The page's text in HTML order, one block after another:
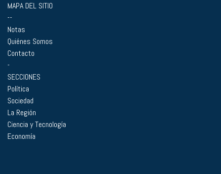
MAPA DEL SITIO
--
Notas
Quiénes Somos
Contacto
-
SECCIONES
Política
Sociedad
La Región
Ciencia y Tecnología
Economía